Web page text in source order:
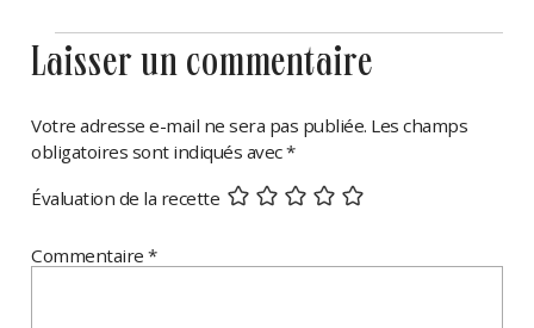
laisser un commentaire
Votre adresse e-mail ne sera pas publiée. Les champs
obligatoires sont indiqués avec*
Évaluation de la recette
Commentaire*